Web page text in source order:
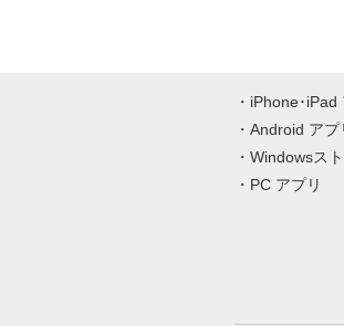
iPhone･iPad
Android アプ
Windowsス
PC アプリ